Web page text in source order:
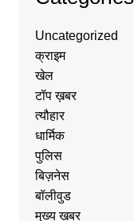
Uncategorized
क्राइम
खेल
टॉप ख़बर
त्यौहार
धार्मिक
पुलिस
बिज़नेस
बॉलीवुड
मुख्य ख़बर